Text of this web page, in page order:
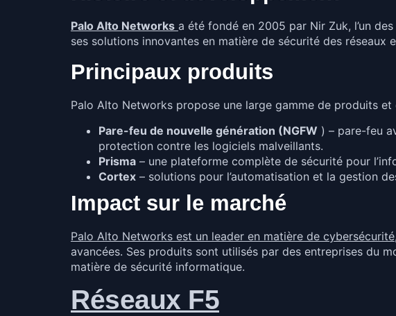
Palo Alto Networks a été fondé en 2005 par Nir Zuk, l’un
ses solutions innovantes en matière de sécurité des réseaux
Principaux produits
Palo Alto Networks propose une large gamme de produits et
Pare-feu de nouvelle génération (NGFW ) – pare-feu
protection contre les logiciels malveillants.
Prisma – une plateforme complète de sécurité pour
Cortex – solutions pour l’automatisation et la gestion
Impact sur le marché
Palo Alto Networks est un leader en matière de cybersécurité
avancées. Ses produits sont utilisés par des entreprises du
matière de sécurité informatique.
Réseaux F5